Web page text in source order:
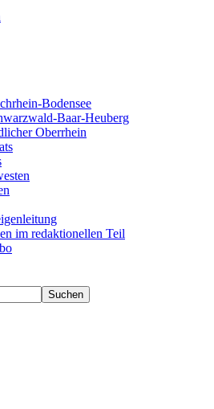
Bodensee
Baar-Heuberg
Oberrhein
im redaktionellen Teil